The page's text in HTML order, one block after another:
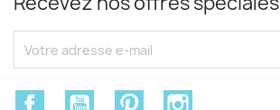
FacebookYouTube Pinterest